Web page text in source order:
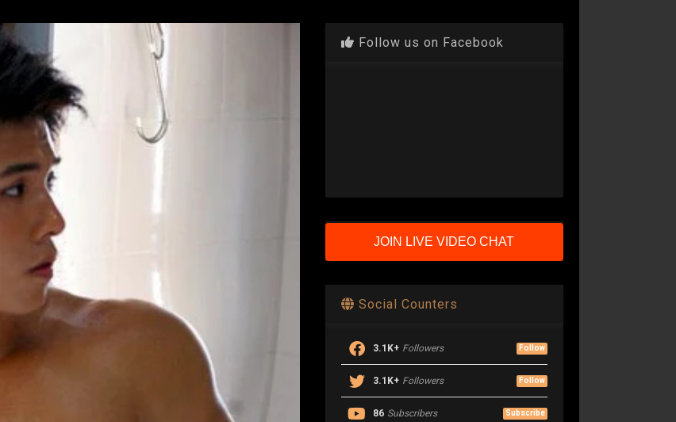
Follow us on Facebook
JOIN LIVE VIDEO CHAT
Social Counters
3.1K+ Followers Follow
3.1K+ Followers Follow
86 Subscribers Subscribe